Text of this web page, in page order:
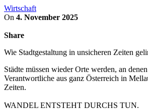
Wirtschaft
On 4. November 2025
Share
Wie Stadtgestaltung in unsicheren Zeiten
Städte müssen wieder Orte werden, an
Verantwortliche aus ganz Österreich in
Zeiten.
WANDEL ENTSTEHT DURCHS TUN.